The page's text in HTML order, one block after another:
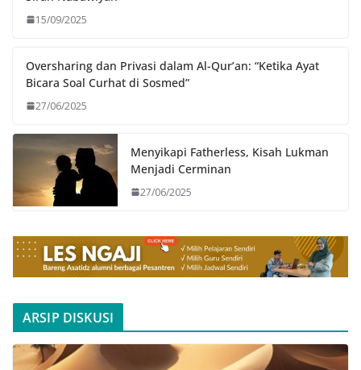
15/09/2025
Oversharing dan Privasi dalam Al-Qur’an: “Ketika Ayat
Bicara Soal Curhat di Sosmed”
27/06/2025
Menyikapi Fatherless, Kisah Lukman
Menjadi Cerminan
27/06/2025
ARSIP DISKUSI